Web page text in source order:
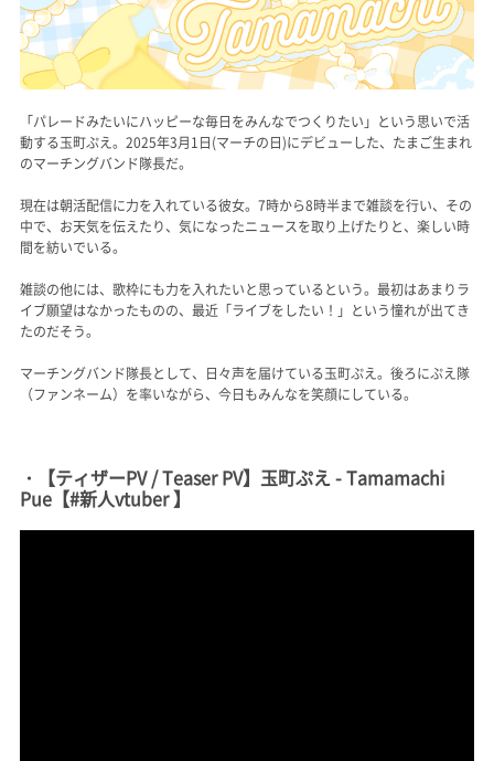
「パレードみたいにハッピーな毎日をみんなでつくりたい」という思いで活
動する玉町ぷえ。2025年3月1日(マーチの日)にデビューした、たまご生まれ
のマーチングバンド隊長だ。
現在は朝活配信に力を入れている彼女。7時から8時半まで雑談を行い、その
中で、お天気を伝えたり、気になったニュースを取り上げたりと、楽しい時
間を紡いでいる。
雑談の他には、歌枠にも力を入れたいと思っているという。最初はあまりラ
イブ願望はなかったものの、最近「ライブをしたい！」という憧れが出てき
たのだそう。
マーチングバンド隊長として、日々声を届けている玉町ぷえ。後ろにぷえ隊
（ファンネーム）を率いながら、今日もみんなを笑顔にしている。
・【ティザーPV / Teaser PV】玉町ぷえ - Tamamachi
Pue【#新人vtuber 】